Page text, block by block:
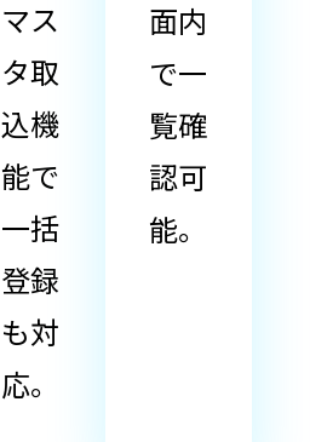
マス
タ取
込機
能で
一括
登録
も対
応。
面内
で一
覧確
認可
能。